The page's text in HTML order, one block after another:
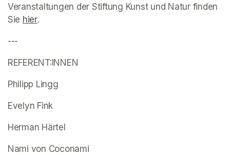
Veranstaltungen der Stiftung Kunst und Natur finden
Sie (opens in a new tab)
hier(opens in a new tab)
.
---
REFERENT:INNEN
Philipp Lingg
Evelyn Fink
Herman Härtel
Nami von Coconami